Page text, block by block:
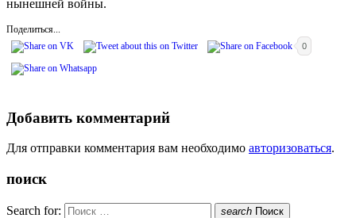
нынешней войны.
Поделиться...
0
Добавить комментарий
Для отправки комментария вам необходимо авторизоваться.
поиск
Search for: search Поиск